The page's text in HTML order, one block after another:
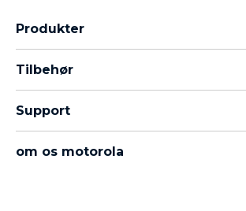
Produkter
Moto G-familien
thinkphone by motorola
Tilbehør
Support
om os motorola